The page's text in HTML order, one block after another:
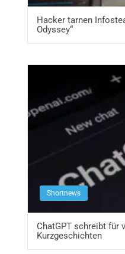
Hacker tarnen
Odyssey“
Shortnews
ChatGPT schreibt für
Kurzgeschichten